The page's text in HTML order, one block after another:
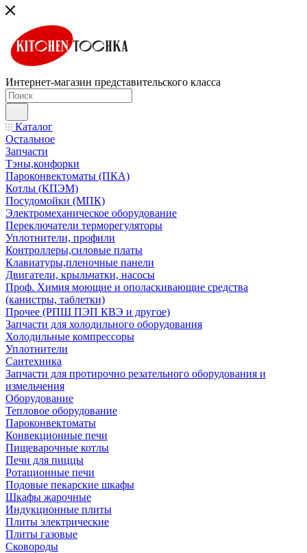
Интернет-магазин представительского класса
Каталог
Остальное
Запчасти
Тэны,конфорки
Пароконвектоматы (ПКА)
Котлы (КПЭМ)
Посудомойки (МПК)
Электромеханическое оборудование
Переключатели терморегуляторы
Уплотнители, профили
Контроллеры,силовые платы
Клавиатуры,пленочные панели
Двигатели, крыльчатки, насосы
Проф. Химия моющие и ополаскивающие средства
(канистры, таблетки)
Прочее (РПШ ПЭП КВЭ и другое)
Запчасти для холодильного оборудования
Холодильные компрессоры
Уплотнители
Сантехника
Запчасти для протирочно резательного оборудования и
измельчения
Оборудование
Тепловое оборудование
Пароконвектоматы
Конвекционные печи
Пищеварочные котлы
Печи для пиццы
Ротационные печи
Подовые пекарские шкафы
Шкафы жарочные
Индукционные плиты
Плиты электрические
Плиты газовые
Сковороды